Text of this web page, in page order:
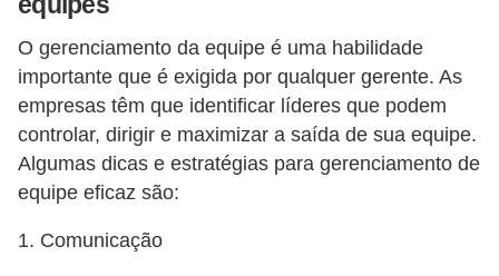
O gerenciamento da equipe é uma habilidade
importante que é exigida por qualquer gerente. As
empresas têm que identificar líderes que podem
controlar, dirigir e maximizar a saída de sua equipe.
Algumas dicas e estratégias para gerenciamento de
equipe eficaz são:
1. Comunicação
o
m
!
M
E